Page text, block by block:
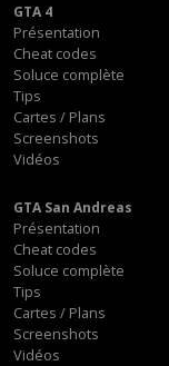
GTA 4
Présentation
Cheat codes
Soluce complète
Tips
Cartes / Plans
Screenshots
Vidéos
GTA San Andreas
Présentation
Cheat codes
Soluce complète
Tips
Cartes / Plans
Screenshots
Vidéos